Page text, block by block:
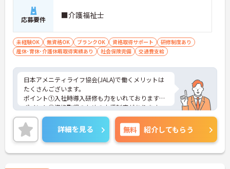
応募要件 ■介護福祉士
未経験OK 無資格OK ブランクOK 資格取得サポート
研修制度あり
産休･育休･介護休暇取得実績あり
社会保険完備 交通費支給
日本アメニティライフ協会(JALA)で働くメリットは
たくさんございます。
ポイント①入社時導入研修も力をいれております。
ポイント②資格取得のための支援制度があります。
→授業料を全額支給します。皆様の成長を全力でサ
ポートいたします!
ポイント③ 施設形態が豊富なため、キャリアアップ
の際には様々な業種での経験を積むことができま
す。
詳細を見る 無料 紹介してもらう